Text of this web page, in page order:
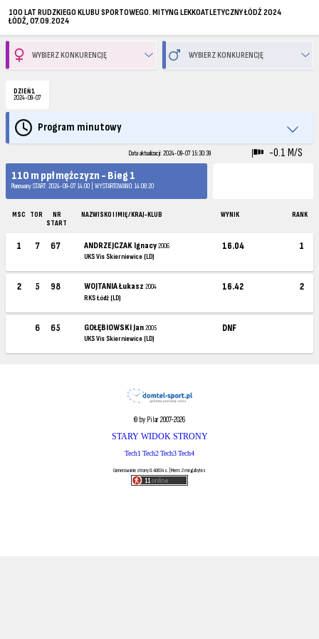
100 LAT RUDZKIEGO KLUBU SPORTOWEGO. MITYNG LEKKOATLETYCZNY ŁÓDŹ 2024
ŁÓDŹ, 07.09.2024
DZIEŃ 1
2024-09-07
Program minutowy
Data aktualizacji: 2024-09-07 15:30:39
-0.1 M/S
110 m ppł mężczyzn - Bieg 1
Planowany START: 2024-09-07 14:00 | WYSTARTOWANO: 14:08:20
MSC TOR
NR
START
NAZWISKO I IMIĘ / KRAJ-KLUB WYNIK RANK
1 7 67 ANDRZEJCZAK Ignacy2006
UKS Vis Skierniewice (LD)
16.04 1
2 5 98 WOJTANIA Łukasz2004
RKS Łódź (LD)
16.42 2
6 65 GOŁĘBIOWSKI Jan2005
UKS Vis Skierniewice (LD)
DNF
© by Pilar 2007-2026
STARY WIDOK STRONY
Tech1Tech2Tech3Tech4
Generowanie strony 0.40834 s. | Mem: 2 megabytes